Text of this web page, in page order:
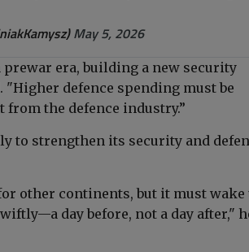
May 5, 2026
era, building a new security
"Higher defence spending must be
from the defence industry.”
to strengthen its security and
other continents, but it must wake
day before, not a day after,"